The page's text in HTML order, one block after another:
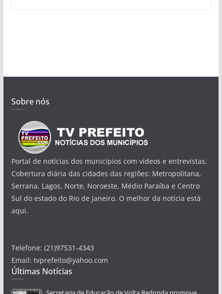
Sobre nós
Portal de notícias dos municípios com videos e entrevistas.
Cobertura diária das cidades das regiões: Metropolitana,
Serrana, Lagos, Norte, Noroeste, Médio Paraíba e Centro
Sul do estado do Rio de Janeiro. O melhor da notícia está
aqui.
Telefone: (21)97531-4343
Email: tvprefeito@yahoo.com
Últimas Notícias